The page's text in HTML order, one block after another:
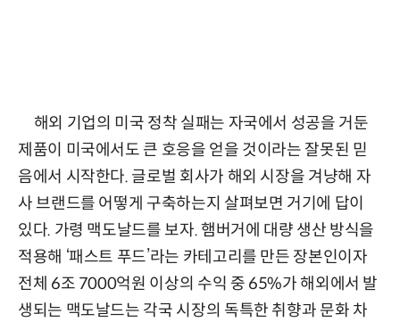
해외 기업의 미국 정착 실패는 자국에서 성공을 거둔
제품이 미국에서도 큰 호응을 얻을 것이라는 잘못된 믿
음에서 시작한다. 글로벌 회사가 해외 시장을 겨냥해 자
사 브랜드를 어떻게 구축하는지 살펴보면 거기에 답이
있다. 가령 맥도날드를 보자. 햄버거에 대량 생산 방식을
적용해 ‘패스트 푸드’라는 카테고리를 만든 장본인이자
전체 6조 7000억원 이상의 수익 중 65%가 해외에서 발
생되는 맥도날드는 각국 시장의 독특한 취향과 문화 차